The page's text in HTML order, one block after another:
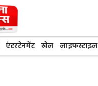
एंटरटेनमेंट खेल लाइफस्टाइल